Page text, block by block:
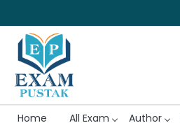
Home All Exam Author